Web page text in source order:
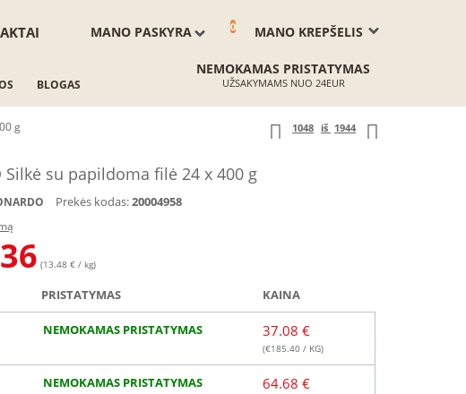
MANO KREPŠELIS
0
MANO PASKYRA
BLOGAS
NEMOKAMAS PRISTATYMAS
UŽSAKYMAMS NUO 24EUR
g 1048 iš 1944
Silkė su papildoma filė 24 x 400 g
Prekės kodas:20004958
(13.48 € / kg)
PRISTATYMAS KAINA
NEMOKAMAS PRISTATYMAS 37.08 €
(€185.40/ KG)
NEMOKAMAS PRISTATYMAS 64.68 €